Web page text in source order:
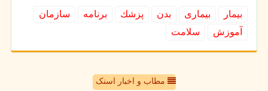
بیمار بیماری بدن پزشك برنامه
سازمان
آموزش
سلامت
مطاب و اخبار اسنک